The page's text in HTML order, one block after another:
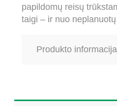
papildomų reisų
taigi – ir nuo
Produkto informacija